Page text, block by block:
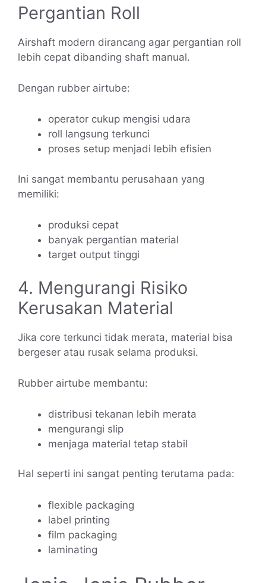
Pergantian Roll
Airshaft modern dirancang agar pergantian roll
lebih cepat dibanding shaft manual.
Dengan rubber airtube:
operator cukup mengisi udara
roll langsung terkunci
proses setup menjadi lebih efisien
Ini sangat membantu perusahaan yang
memiliki:
produksi cepat
banyak pergantian material
target output tinggi
4. Mengurangi Risiko
Kerusakan Material
Jika core terkunci tidak merata, material bisa
bergeser atau rusak selama produksi.
Rubber airtube membantu:
distribusi tekanan lebih merata
mengurangi slip
menjaga material tetap stabil
Hal seperti ini sangat penting terutama pada:
flexible packaging
label printing
film packaging
laminating